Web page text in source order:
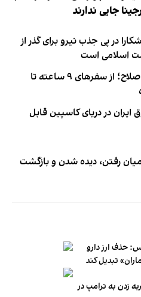
جایی ندارند
در پی جذب نیرو برای گذر از
اسلامی است
روایت فداکاری‌های محمد صلاح؛ از سفرهای ۹ ساعته تا
در دریای کاسپین قابل
رفتن، دیده شدن و بازگشت
حذف ارز دارو
زدن به ترامپ در